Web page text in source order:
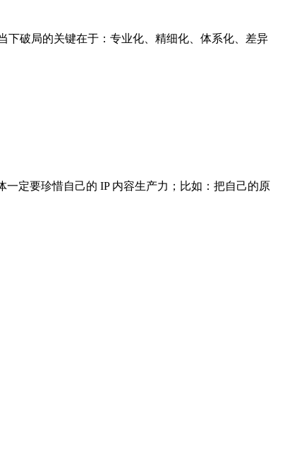
下破局的关键在于：专业化、精细化、体系化、差异
定要珍惜自己的 IP 内容生产力；比如：把自己的原